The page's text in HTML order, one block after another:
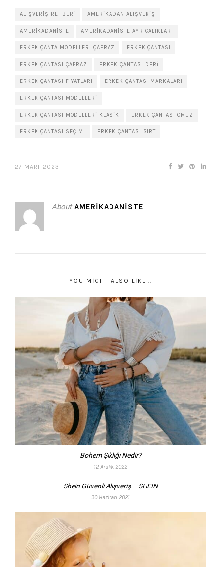
ALIŞVERIŞ REHBERI AMERIKADAN ALIŞVERIŞ
AMERIKADANISTE AMERIKADANISTE AYRICALIKLARI
ERKEK ÇANTA MODELLERI ÇAPRAZ ERKEK ÇANTASI
ERKEK ÇANTASI ÇAPRAZ ERKEK ÇANTASI DERI
ERKEK ÇANTASI FIYATLARI ERKEK ÇANTASI MARKALARI
ERKEK ÇANTASI MODELLERI
ERKEK ÇANTASI MODELLERI KLASIK ERKEK ÇANTASI OMUZ
ERKEK ÇANTASI SEÇIMI ERKEK ÇANTASI SIRT
27 MART 2023
About AMERIKADANISTE
YOU MIGHT ALSO LIKE...
Bohem Şıklığı Nedir?
12 Aralık 2022
Shein Güvenli Alışveriş – SHEIN
30 Haziran 2021